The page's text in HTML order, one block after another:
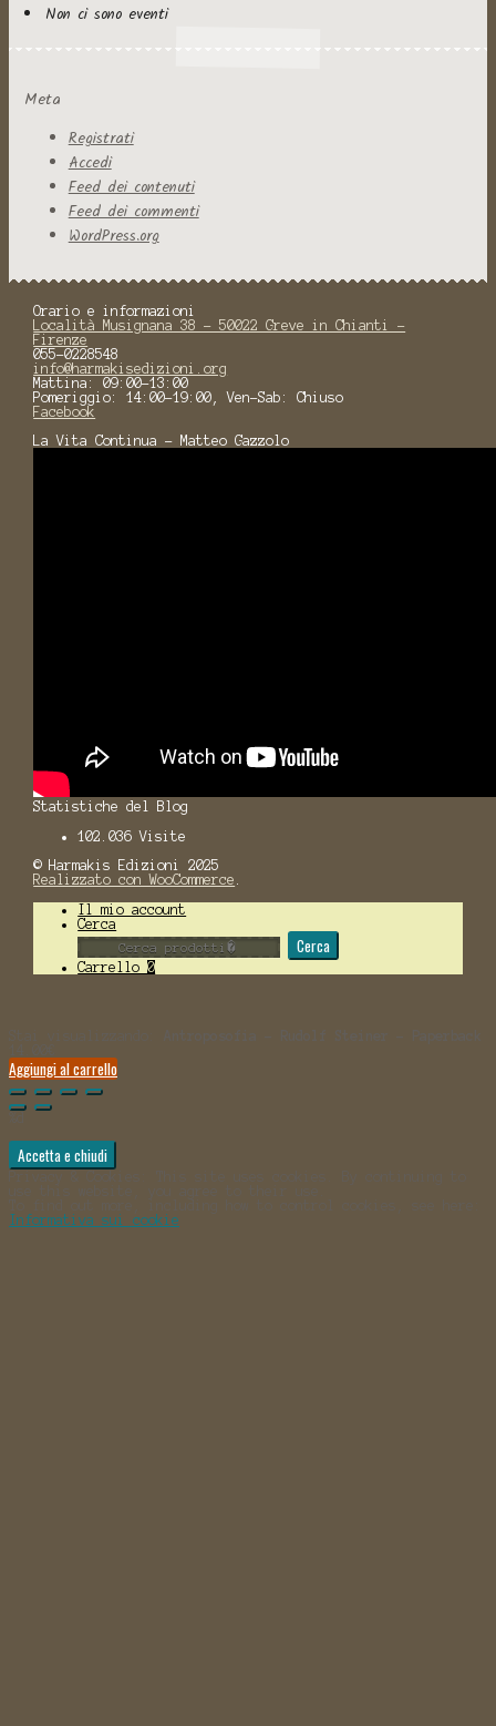
Non ci sono eventi
Meta
Registrati
Accedi
Feed dei contenuti
Feed dei commenti
WordPress.org
Orario e informazioni
Località Musignana 38 - 50022 Greve in Chianti -
Firenze
055-0228548
info@harmakisedizioni.org
Mattina: 09:00-13:00
Pomeriggio: 14:00-19:00, Ven-Sab: Chiuso
Facebook
La Vita Continua - Matteo Gazzolo
Statistiche del Blog
102.036 Visite
© Harmakis Edizioni 2025
Realizzato con WooCommerce
Il mio account
Cerca
Cerca:
Cerca
Carrello0
Aggiungi al carrello
Informativa sui cookie